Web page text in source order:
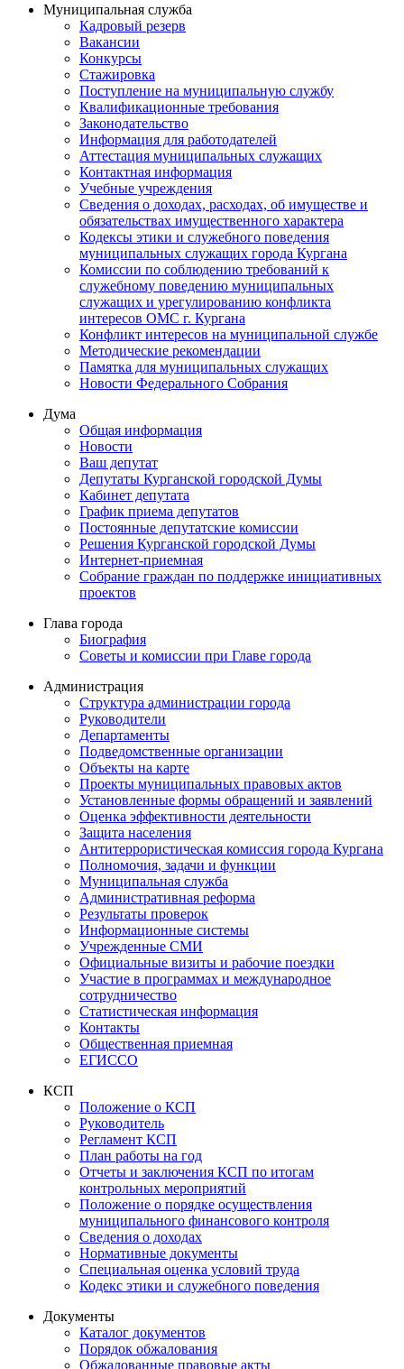
Муниципальная служба
Кадровый резерв
Вакансии
Конкурсы
Стажировка
Поступление на муниципальную службу
Квалификационные требования
Законодательство
Информация для работодателей
Аттестация муниципальных служащих
Контактная информация
Учебные учреждения
Сведения о доходах, расходах, об имуществе и
обязательствах имущественного характера
Кодексы этики и служебного поведения
муниципальных служащих города Кургана
Комиссии по соблюдению требований к
служебному поведению муниципальных
служащих и урегулированию конфликта
интересов ОМС г. Кургана
Конфликт интересов на муниципальной службе
Методические рекомендации
Памятка для муниципальных служащих
Новости Федерального Cобрания
Дума
Общая информация
Новости
Ваш депутат
Депутаты Курганской городской Думы
Кабинет депутата
График приема депутатов
Постоянные депутатские комиссии
Решения Курганской городской Думы
Интернет-приемная
Собрание граждан по поддержке инициативных
проектов
Глава города
Биография
Советы и комиссии при Главе города
Администрация
Структура администрации города
Руководители
Департаменты
Подведомственные организации
Объекты на карте
Проекты муниципальных правовых актов
Установленные формы обращений и заявлений
Оценка эффективности деятельности
Защита населения
Антитеррористическая комиссия города Кургана
Полномочия, задачи и функции
Муниципальная служба
Административная реформа
Результаты проверок
Информационные системы
Учрежденные СМИ
Официальные визиты и рабочие поездки
Участие в программах и международное
сотрудничество
Статистическая информация
Контакты
Общественная приемная
ЕГИССО
КСП
Положение о КСП
Руководитель
Регламент КСП
План работы на год
Отчеты и заключения КСП по итогам
контрольных мероприятий
Положение о порядке осуществления
муниципального финансового контроля
Сведения о доходах
Нормативные документы
Специальная оценка условий труда
Кодекс этики и служебного поведения
Документы
Каталог документов
Порядок обжалования
Обжалованные правовые акты